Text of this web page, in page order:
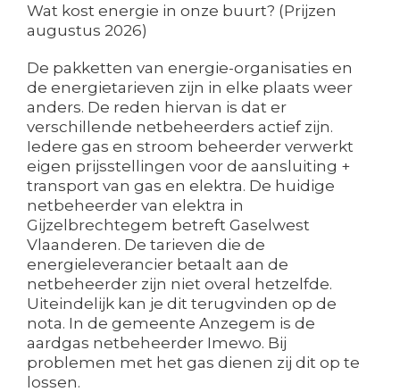
Wat kost energie in onze buurt? (Prijzen
augustus 2026)
De pakketten van energie-organisaties en
de energietarieven zijn in elke plaats weer
anders. De reden hiervan is dat er
verschillende netbeheerders actief zijn.
Iedere gas en stroom beheerder verwerkt
eigen prijsstellingen voor de aansluiting +
transport van gas en elektra. De huidige
netbeheerder van elektra in
Gijzelbrechtegem betreft Gaselwest
Vlaanderen. De tarieven die de
energieleverancier betaalt aan de
netbeheerder zijn niet overal hetzelfde.
Uiteindelijk kan je dit terugvinden op de
nota. In de gemeente Anzegem is de
aardgas netbeheerder Imewo. Bij
problemen met het gas dienen zij dit op te
lossen.